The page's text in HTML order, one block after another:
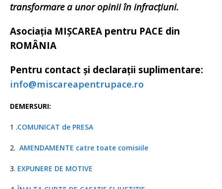
transformare a unor opinii în infracțiuni.
Asociația MIȘCAREA pentru PACE din
ROMÂNIA
Pentru contact și declarații suplimentare:
info@miscareapentrupace.ro
DEMERSURI:
1 .COMUNICAT de PRESA
2. AMENDAMENTE catre toate comisiile
3. EXPUNERE DE MOTIVE